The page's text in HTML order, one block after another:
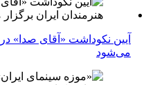
آیین نکوداشت «آقای صدا»
می‌شود